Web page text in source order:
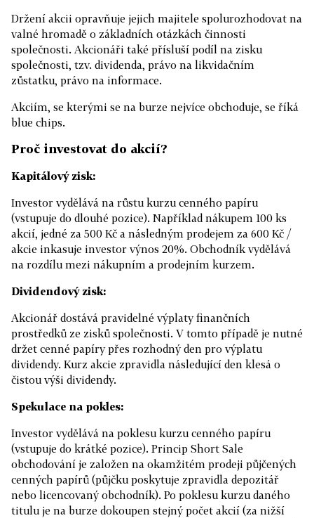
Držení akcii opravňuje jejich majitele spolurozhodovat na
valné hromadě o základních otázkách činnosti
společnosti. Akcionáři také přísluší podíl na zisku
společnosti, tzv. dividenda, právo na likvidačním
zůstatku, právo na informace.
Akciím, se kterými se na burze nejvíce obchoduje, se říká
blue chips.
Proč investovat do akcií?
Kapitálový zisk:
Investor vydělává na růstu kurzu cenného papíru
(vstupuje do dlouhé pozice). Například nákupem 100 ks
akcií, jedné za 500 Kč a následným prodejem za 600 Kč /
akcie inkasuje investor výnos 20%. Obchodník vydělává
na rozdílu mezi nákupním a prodejním kurzem.
Dividendový zisk:
Akcionář dostává pravidelné výplaty finančních
prostředků ze zisků společnosti. V tomto případě je nutné
držet cenné papíry přes rozhodný den pro výplatu
dividendy. Kurz akcie zpravidla následující den klesá o
čistou výši dividendy.
Spekulace na pokles:
Investor vydělává na poklesu kurzu cenného papíru
(vstupuje do krátké pozice). Princip Short Sale
obchodování je založen na okamžitém prodeji půjčených
cenných papírů (půjčku poskytuje zpravidla depozitář
nebo licencovaný obchodník). Po poklesu kurzu daného
titulu je na burze dokoupen stejný počet akcií (za nižší